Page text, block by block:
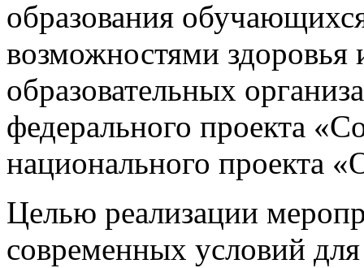
образования
возможностями здоровья
образовательных
федерального проекта
национального проекта
Целью реализации
современных условий